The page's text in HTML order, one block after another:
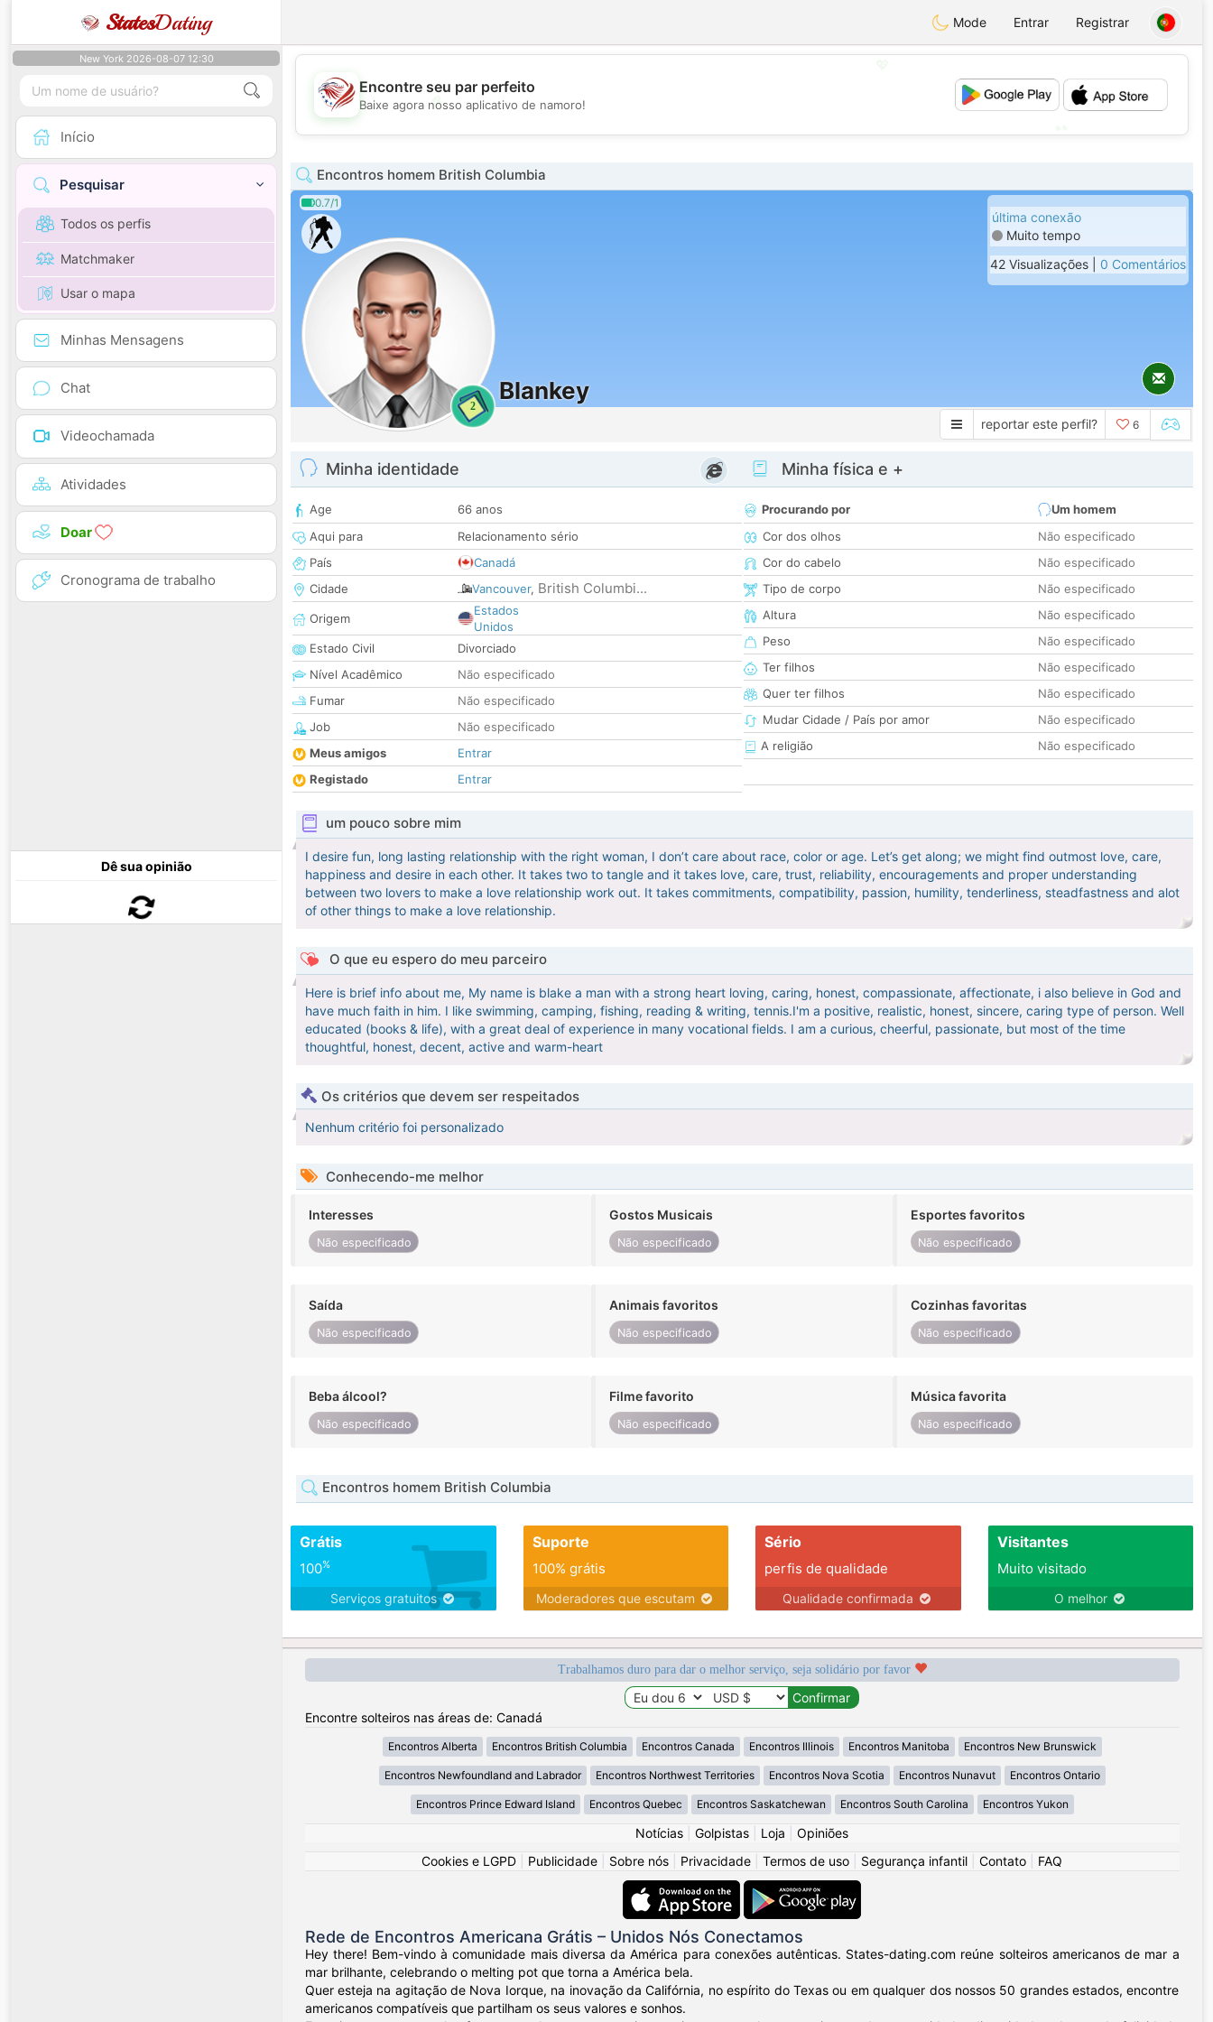
StatesDating Mode Entrar Registrar
New York 2026-08-07 12:30
Início
Pesquisar
Todos os perfis
Matchmaker
Usar o mapa
Minhas Mensagens
Chat
Videochamada
Atividades
Doar
Cronograma de trabalho
Dê sua opinião
💖
💕
Encontre seu par perfeito
Baixe agora nosso aplicativo de namoro!
Encontros homem British Columbia
0.7/1
2
Blankey
última conexão
Muito tempo
42 Visualizações | 0 Comentários
reportar este perfil? 6
Minha identidade
Age
66 anos
Aqui para
Relacionamento sério
País
Canadá
Cidade
Vancouver, British Columbi...
Origem
Estados
Unidos
Estado Civil
Divorciado
Nível Acadêmico
Não especificado
Fumar
Não especificado
Job
Não especificado
Meus amigos
Entrar
Registado
Entrar
Minha física e +
Procurando por
Um homem
Cor dos olhos
Não especificado
Cor do cabelo
Não especificado
Tipo de corpo
Não especificado
Altura
Não especificado
Peso
Não especificado
Ter filhos
Não especificado
Quer ter filhos
Não especificado
Mudar Cidade / País por amor
Não especificado
A religião
Não especificado
um pouco sobre mim
I desire fun, long lasting relationship with the right woman, I don’t care about race, color or age. Let’s get along; we might find outmost love, care,
happiness and desire in each other. It takes two to tangle and it takes love, care, trust, reliability, encouragements and proper understanding
between two lovers to make a love relationship work out. It takes commitments, compatibility, passion, humility, tenderliness, steadfastness and alot
of other things to make a love relationship.
O que eu espero do meu parceiro
Here is brief info about me, My name is blake a man with a strong heart loving, caring, honest, compassionate, affectionate, i also believe in God and
have much faith in him. I like swimming, camping, fishing, reading & writing, tennis.I'm a positive, realistic, honest, sincere, caring type of person. Well
educated (books & life), with a great deal of experience in many vocational fields. I am a curious, cheerful, passionate, but most of the time
thoughtful, honest, decent, active and warm-heart
Os critérios que devem ser respeitados
Nenhum critério foi personalizado
Conhecendo-me melhor
Interesses
Não especificado
Gostos Musicais
Não especificado
Esportes favoritos
Não especificado
Saída
Não especificado
Animais favoritos
Não especificado
Cozinhas favoritas
Não especificado
Beba álcool?
Não especificado
Filme favorito
Não especificado
Música favorita
Não especificado
Encontros homem British Columbia
Grátis
100%
Serviços gratuitos
Suporte
100% grátis
Moderadores que escutam
Sério
perfis de qualidade
Qualidade confirmada
Visitantes
Muito visitado
O melhor
Trabalhamos duro para dar o melhor serviço, seja solidário por favor
Encontre solteiros nas áreas de: Canadá
Encontros Alberta Encontros British Columbia Encontros Canada Encontros Illinois Encontros Manitoba Encontros New Brunswick
Encontros Newfoundland and Labrador Encontros Northwest Territories Encontros Nova Scotia Encontros Nunavut Encontros Ontario
Encontros Prince Edward Island Encontros Quebec Encontros Saskatchewan Encontros South Carolina Encontros Yukon
Notícias Golpistas Loja
Opiniões
Cookies e LGPD
Publicidade Sobre nós Privacidade Termos de uso Segurança infantil Contato FAQ
Rede de Encontros Americana Grátis – Unidos Nós Conectamos
Hey there! Bem-vindo à comunidade mais diversa da América para conexões autênticas. States-dating.com reúne solteiros americanos de mar a
mar brilhante, celebrando o melting pot que torna a América bela.
Quer esteja na agitação de Nova Iorque, na inovação da Califórnia, no espírito do Texas ou em qualquer dos nossos 50 grandes estados, encontre
americanos compatíveis que partilham os seus valores e sonhos.